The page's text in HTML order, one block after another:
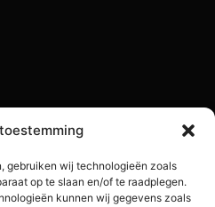
gebruiken wij technologieën zoals
op te slaan en/of te raadplegen.
kunnen wij gegevens zoals